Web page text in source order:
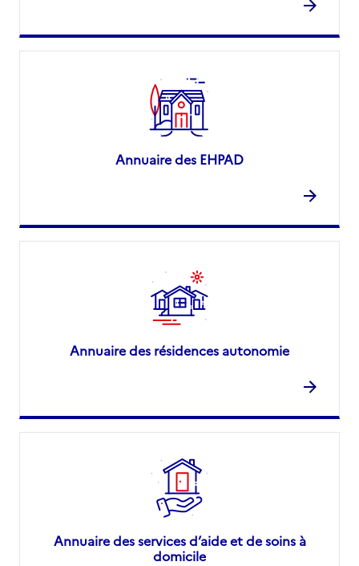
Annuaire des EHPAD
Annuaire des résidences autonomie
Annuaire des services d’aide et de soins à
domicile